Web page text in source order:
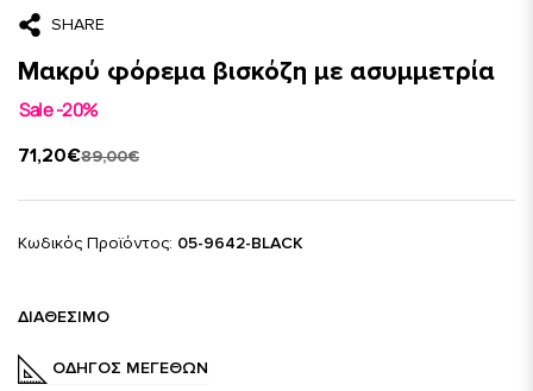
SHARE
Μακρύ φόρεμα βισκόζη με ασυμμετρία
Sale -20%
89,00€
71,20€
Κωδικός Προϊόντος: 05-9642-BLACK
ΔΙΑΘΈΣΙΜΟ
ΟΔΗΓΌΣ ΜΕΓΕΘΏΝ